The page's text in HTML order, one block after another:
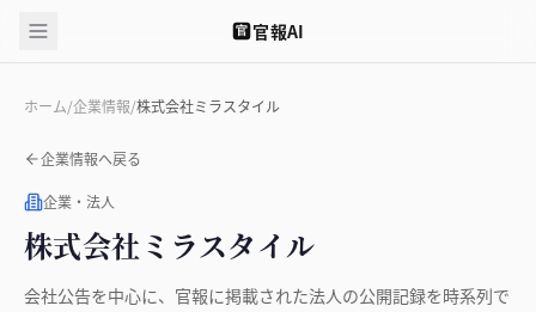
官 官報AI
ホーム/企業情報/株式会社ミラスタイル
企業情報へ戻る
企業・法人
株式会社ミラスタイル
会社公告を中心に、官報に掲載された法人の公開記録を時系列で